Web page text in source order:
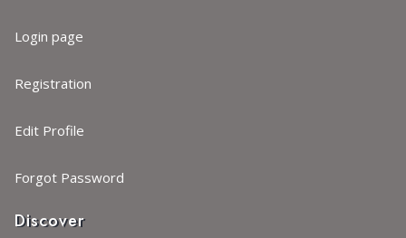
Login page
Registration
Edit Profile
Forgot Password
Discover